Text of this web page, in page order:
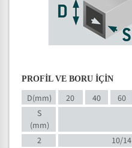
PROFİL VE BORU İÇİN
D(mm) 20 40 60
S
(mm)
2
10/14